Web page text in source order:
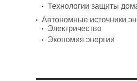
Технологии защиты
Автономные источники
Электричество
Экономия энергии